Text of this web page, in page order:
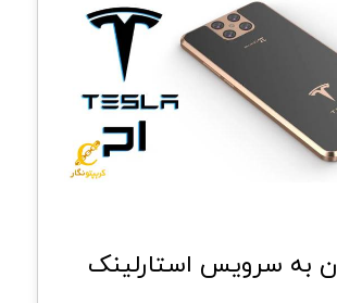
به سرویس استارلینک